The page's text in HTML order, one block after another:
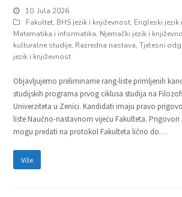
10. Jula 2026.
Fakultet, BHS jezik i književnost, Engleski
Matematika i informatika, Njemački jezik i
kulturalne studije, Razredna nastava,Tjelesni
jezik i književnost
Objavljujemo preliminarne rang-liste primljenih
studijskih programa prvog ciklusa studija na
Univerziteta u Zenici. Kandidati imaju pravo
liste Naučno-nastavnom vijeću Fakulteta. Prigovori
mogu predati na protokol Fakulteta lično do…
Više